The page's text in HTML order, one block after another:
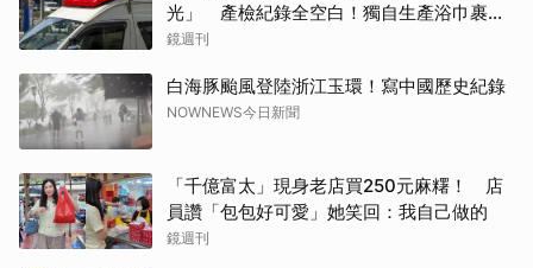
光」 產檢紀錄全空白！獨自生產浴巾裹嬰
屍藏家5天
鏡週刊
白海豚颱風登陸浙江玉環！寫中國歷史紀錄
NOWNEWS今日新聞
「千億富太」現身老店買250元麻糬！ 店
員讚「包包好可愛」她笑回：我自己做的
鏡週刊